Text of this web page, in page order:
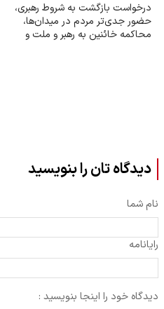
درخواست بازگشت به شروط رهبری،
حضور جدی‌تر مردم در میدان‌ها،
محاکمه خائنین به رهبر و ملت و
دیدگاه تان را بنویسید
نام شما
رایانامه
دیدگاه خود را اینجا بنویسید :